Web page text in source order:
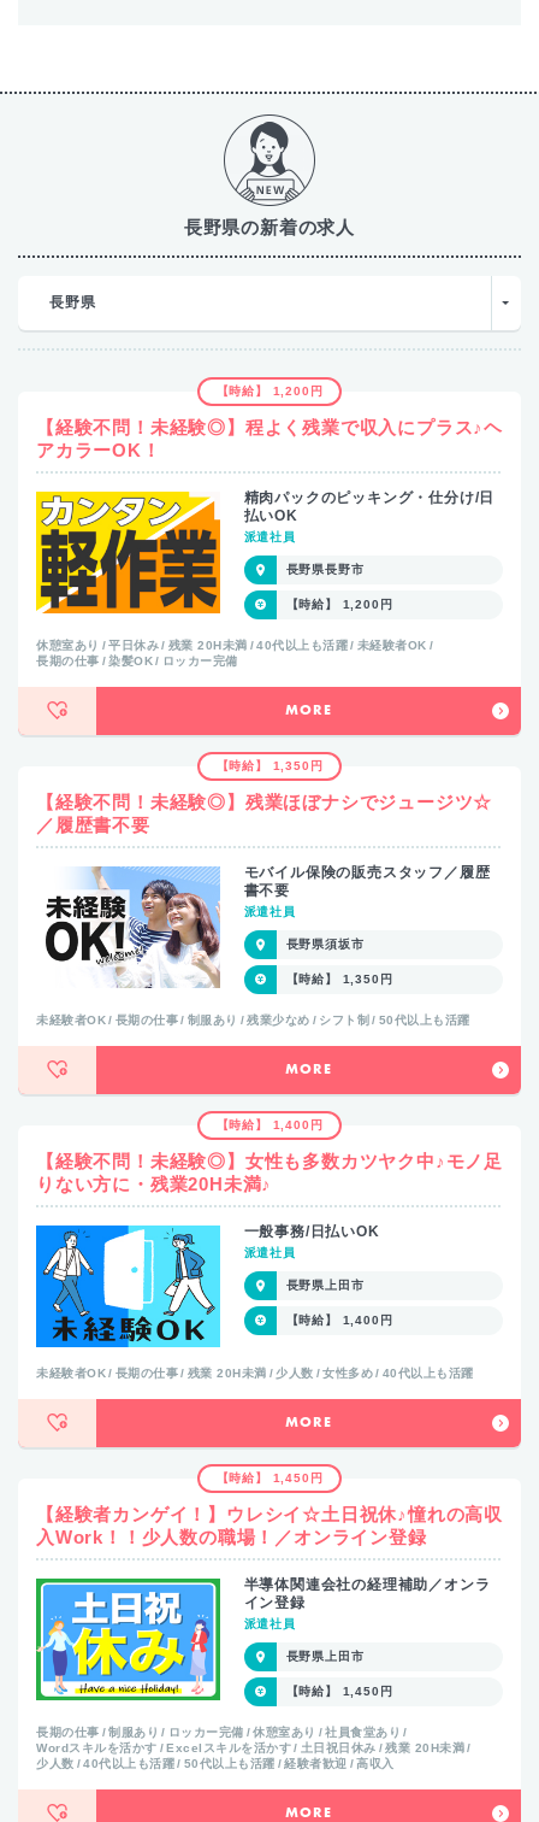
長野県の新着の求人
長野県
【時給】 1,200円
【経験不問！未経験◎】程よく残業で収入にプラス♪ヘ
アカラーOK！
精肉パックのピッキング・仕分け/日
払いOK
派遣社員
長野県長野市
【時給】 1,200円
休憩室あり 平日休み 残業 20H未満 40代以上も活躍
未経験者OK
長期の仕事
染髪OK ロッカー完備
MORE
【時給】 1,350円
【経験不問！未経験◎】残業ほぼナシでジュージツ☆
／履歴書不要
モバイル保険の販売スタッフ／履歴
書不要
派遣社員
長野県須坂市
【時給】 1,350円
未経験者OK 長期の仕事 制服あり 残業少なめ シフト制 50代以上も活躍
MORE
【時給】 1,400円
【経験不問！未経験◎】女性も多数カツヤク中♪モノ足
りない方に・残業20H未満♪
一般事務/日払いOK
派遣社員
長野県上田市
【時給】 1,400円
未経験者OK 長期の仕事 残業 20H未満 少人数 女性多め 40代以上も活躍
MORE
【時給】 1,450円
【経験者カンゲイ！】ウレシイ☆土日祝休♪憧れの高収
入Work！！少人数の職場！／オンライン登録
半導体関連会社の経理補助／オンラ
イン登録
派遣社員
長野県上田市
【時給】 1,450円
長期の仕事 制服あり ロッカー完備 休憩室あり
社員食堂あり
Wordスキルを活かす
Excelスキルを活かす 土日祝日休み
残業 20H未満
少人数
40代以上も活躍 50代以上も活躍 経験者歓迎 高収入
MORE